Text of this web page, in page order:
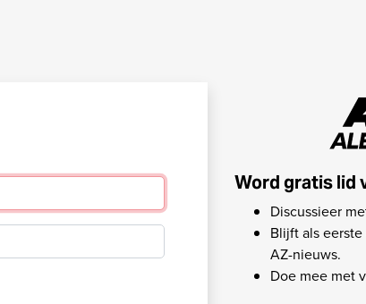
Word gratis lid
Discussieer
Blijft als
AZ-nieuws.
Doe mee met